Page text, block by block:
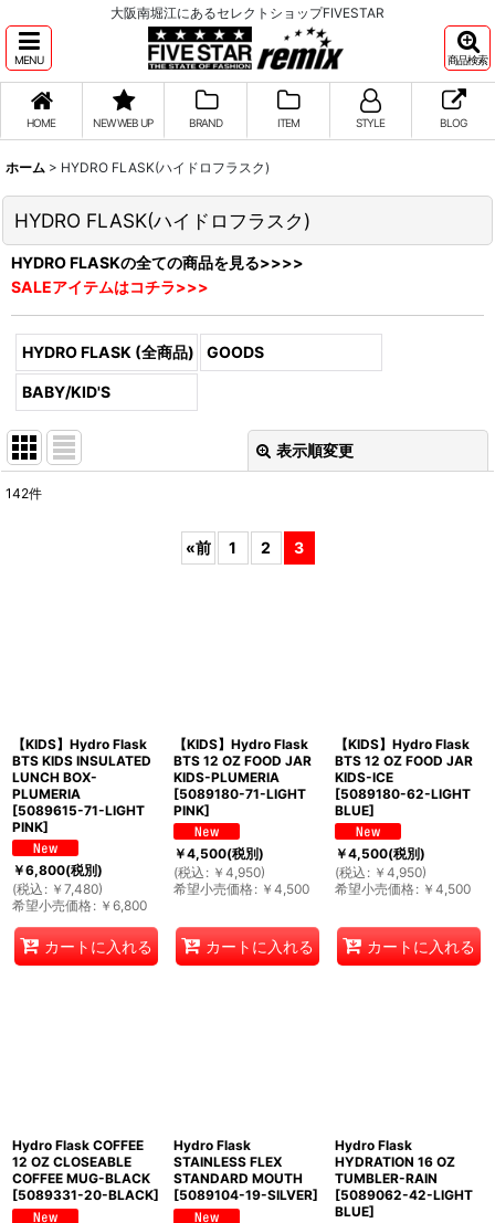
大阪南堀江にあるセレクトショップFIVESTAR
MENU 商品検索
HOME NEW WEB UP BRAND ITEM STYLE BLOG
ホーム > HYDRO FLASK(ハイドロフラスク)
HYDRO FLASK(ハイドロフラスク)
HYDRO FLASKの全ての商品を見る>>>>
SALEアイテムはコチラ>>>
HYDRO FLASK (全商品) GOODS
BABY/KID'S
表示順変更
142件
«前 1 2 3
【KIDS】Hydro Flask
BTS KIDS INSULATED
LUNCH BOX-
PLUMERIA
[5089615-71-LIGHT
PINK]
￥6,800(税別)
(税込 : ￥ 7,480)
希望小売価格: ￥ 6,800
カートに入れる
【KIDS】Hydro Flask
BTS 12 OZ FOOD JAR
KIDS-PLUMERIA
[5089180-71-LIGHT
PINK]
￥4,500(税別)
(税込 : ￥ 4,950)
希望小売価格: ￥ 4,500
カートに入れる
【KIDS】Hydro Flask
BTS 12 OZ FOOD JAR
KIDS-ICE
[5089180-62-LIGHT
BLUE]
￥4,500(税別)
(税込 : ￥ 4,950)
希望小売価格: ￥ 4,500
カートに入れる
Hydro Flask COFFEE
12 OZ CLOSEABLE
COFFEE MUG-BLACK
[5089331-20-BLACK]
Hydro Flask
STAINLESS FLEX
STANDARD MOUTH
[5089104-19-SILVER]
Hydro Flask
HYDRATION 16 OZ
TUMBLER-RAIN
[5089062-42-LIGHT
BLUE]